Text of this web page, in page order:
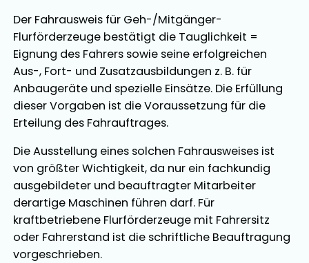
Der Fahrausweis für Geh-/Mitgänger-
Flurförderzeuge bestätigt die Tauglichkeit =
Eignung des Fahrers sowie seine erfolgreichen
Aus-, Fort- und Zusatzausbildungen z. B. für
Anbaugeräte und spezielle Einsätze. Die Erfüllung
dieser Vorgaben ist die Voraussetzung für die
Erteilung des Fahrauftrages.
Die Ausstellung eines solchen Fahrausweises ist
von größter Wichtigkeit, da nur ein fachkundig
ausgebildeter und beauftragter Mitarbeiter
derartige Maschinen führen darf. Für
kraftbetriebene Flurförderzeuge mit Fahrersitz
oder Fahrerstand ist die schriftliche Beauftragung
vorgeschrieben.